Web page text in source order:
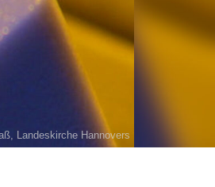
Landeskirche Hannovers